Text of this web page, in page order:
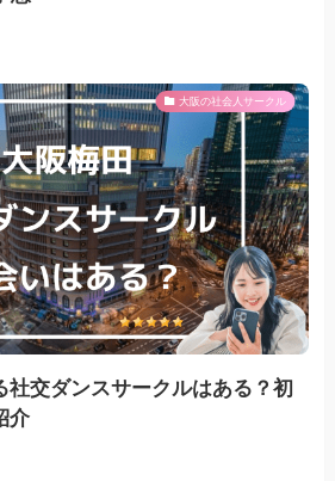
大阪の社会人サークル
社交ダンスサークルはある？初
介